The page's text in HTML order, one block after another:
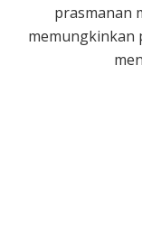
prasmanan
memungkinkan